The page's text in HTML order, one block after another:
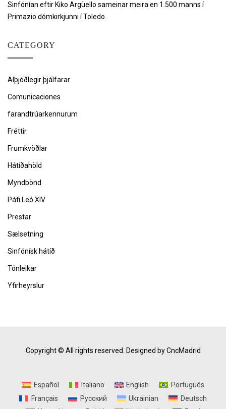
Sinfónían eftir Kiko Argüello sameinar meira en 1.500 manns í
Primazio dómkirkjunni í Toledo.
CATEGORY
Alþjóðlegir þjálfarar
Comunicaciones
farandtrúarkennurum
Fréttir
Frumkvöðlar
Hátíðahöld
Myndbönd
Páfi Leó XIV
Prestar
Sælsetning
Sinfónísk hátíð
Tónleikar
Yfirheyrslur
Copyright © All rights reserved. Designed by CncMadrid
Español Italiano English
Português
Français
Русский Ukrainian
Deutsch